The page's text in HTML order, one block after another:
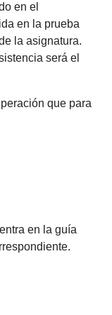
en el
en la prueba
la asignatura.
será el
que para
en la guía